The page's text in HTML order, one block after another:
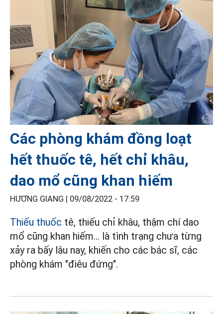
Các phòng khám đồng loạt
hết thuốc tê, hết chỉ khâu,
dao mổ cũng khan hiếm
HƯƠNG GIANG | 09/08/2022 - 17:59
Thiếu thuốc tê, thiếu chỉ khâu, thậm chí dao
mổ cũng khan hiếm... là tình trạng chưa từng
xảy ra bấy lâu nay, khiến cho các bác sĩ, các
phòng khám "điêu đứng".